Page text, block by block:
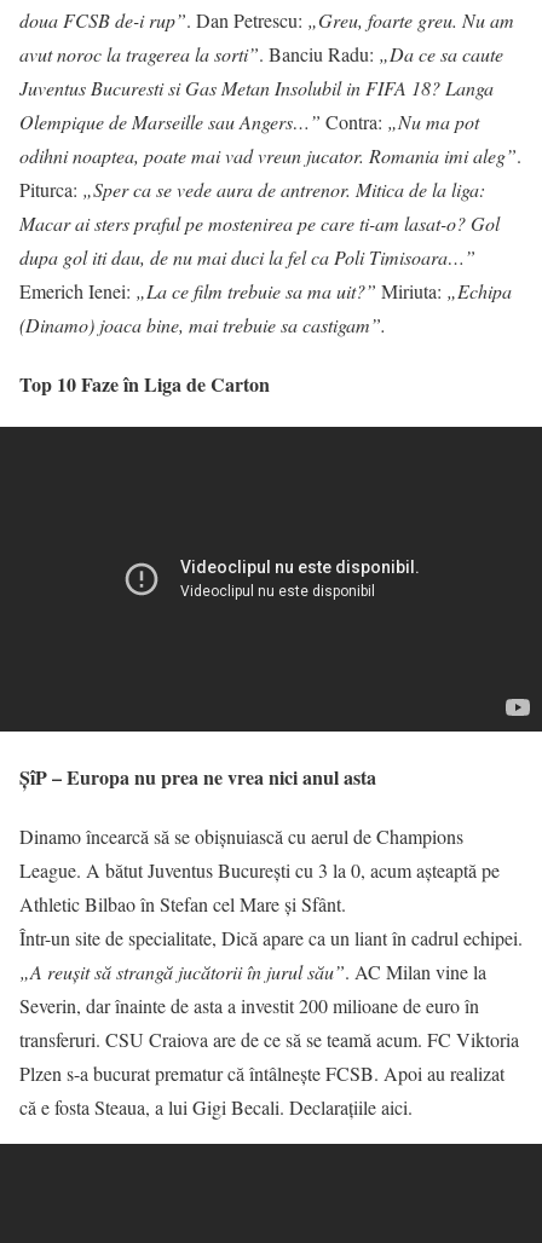
doua FCSB de-i rup”. Dan Petrescu: „Greu, foarte greu. Nu am
avut noroc la tragerea la sorti”. Banciu Radu: „Da ce sa caute
Juventus Bucuresti si Gas Metan Insolubil in FIFA 18? Langa
Olempique de Marseille sau Angers…” Contra: „Nu ma pot
odihni noaptea, poate mai vad vreun jucator. Romania imi aleg”.
Piturca: „Sper ca se vede aura de antrenor. Mitica de la liga:
Macar ai sters praful pe mostenirea pe care ti-am lasat-o? Gol
dupa gol iti dau, de nu mai duci la fel ca Poli Timisoara…”
Emerich Ienei: „La ce film trebuie sa ma uit?” Miriuta: „Echipa
(Dinamo) joaca bine, mai trebuie sa castigam”.
Top 10 Faze în Liga de Carton
ŞîP – Europa nu prea ne vrea nici anul asta
Dinamo încearcă să se obișnuiască cu aerul de Champions
League. A bătut Juventus București cu 3 la 0, acum așteaptă pe
Athletic Bilbao în Stefan cel Mare și Sfânt.
Într-un site de specialitate, Dică apare ca un liant în cadrul echipei.
„A reușit să strangă jucătorii în jurul său”. AC Milan vine la
Severin, dar înainte de asta a investit 200 milioane de euro în
transferuri. CSU Craiova are de ce să se teamă acum. FC Viktoria
Plzen s-a bucurat prematur că întâlnește FCSB. Apoi au realizat
că e fosta Steaua, a lui Gigi Becali. Declarațiile aici.